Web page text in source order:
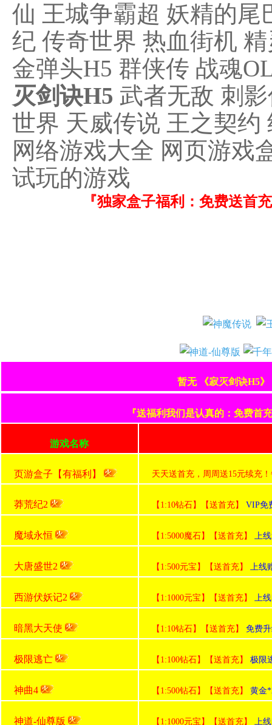
仙 王城争霸超 妖精的尾
纪 传奇世界 热血街机
金弹头H5 群侠传 战魂
灭剑诀H5 武者无敌 刺
世界 天威传说 王之契约
网络游戏大全 网页游戏
试玩的游戏
『独家盒子福利：免费送首
暂无 《寂灭剑诀H5
『送福利我们是认真的：免费首
游戏名称
页游盒子【有福利】 天天送首充，周周送15元续充
莽荒纪2 【1:10钻石】【送首充】 VIP免
魔域永恒 【1:5000魔石】【送首充】 上
大唐盛世2 【1:500元宝】【送首充】 上线
西游伏妖记2 【1:1000元宝】【送首充】 上
暗黑大天使 【1:10钻石】【送首充】 免费
极限逃亡 【1:100钻石】【送首充】 极限
神曲4 【1:500钻石】【送首充】 黄金
神道-仙尊版 【1:1000元宝】【送首充】 上